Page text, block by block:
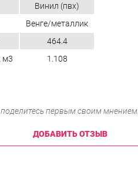
Винил (пвх)
Венге/металлик
464.4
м3
1.108
первым своим мнением.
ДОБАВИТЬ ОТЗЫВ